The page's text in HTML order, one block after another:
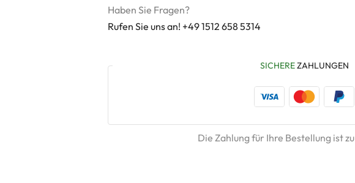
Haben Sie Fragen?
Rufen Sie uns an! +49 1512 658 5314
SICHEREZAHLUNGEN
Die Zahlung für Ihre Bestellung ist zu